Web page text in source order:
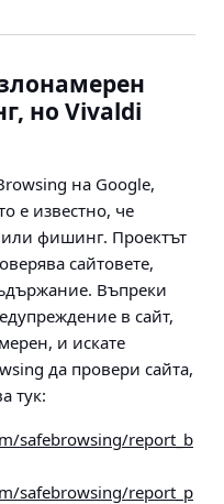
но Vivaldi
на Google,
е известно, че
или фишинг. Проектът
сайтовете,
Въпреки
в сайт,
и искате
да провери сайта,
тук:
safebrowsing/report_b
safebrowsing/report_p